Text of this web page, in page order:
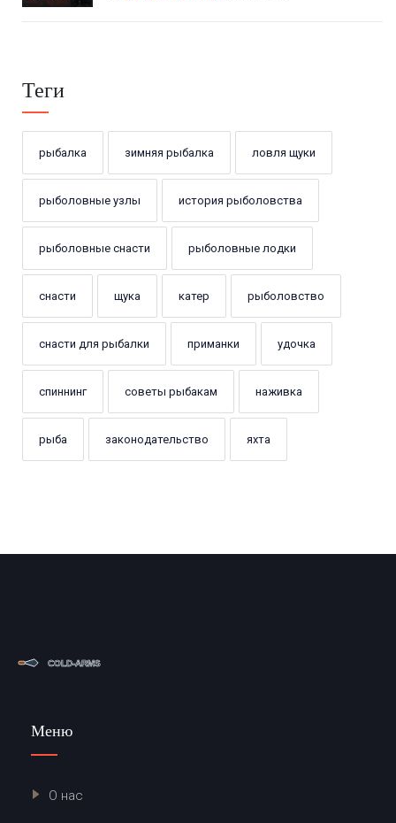
Теги
рыбалка зимняя рыбалка ловля щуки
рыболовные узлы история рыболовства
рыболовные снасти рыболовные лодки
снасти щука катер рыболовство
снасти для рыбалки приманки удочка
спиннинг советы рыбакам наживка
рыба законодательство яхта
Меню
О нас